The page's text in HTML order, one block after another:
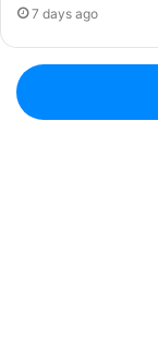
7 days ago